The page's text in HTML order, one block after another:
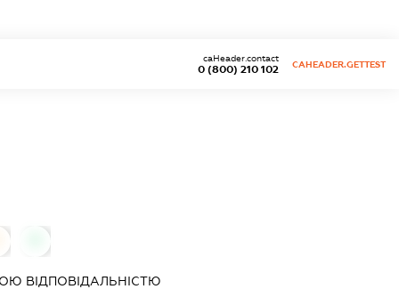
0 (800) 210 102
caHeader.contact
CAHEADER.GETTEST
ВІДПОВІДАЛЬНІСТЮ